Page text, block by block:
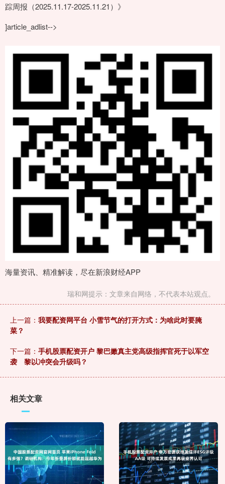
踪周报（2025.11.17-2025.11.21）》
]article_adlist-->
海量资讯、精准解读，尽在新浪财经APP
瑞和网提示：文章来自网络，不代表本站观点。
上一篇： 我要配资网平台 小雪节气的打开方式：为啥此时要腌
菜？
下一篇： 手机股票配资开户 黎巴嫩真主党高级指挥官死于以军空
袭 黎以冲突会升级吗？
相关文章